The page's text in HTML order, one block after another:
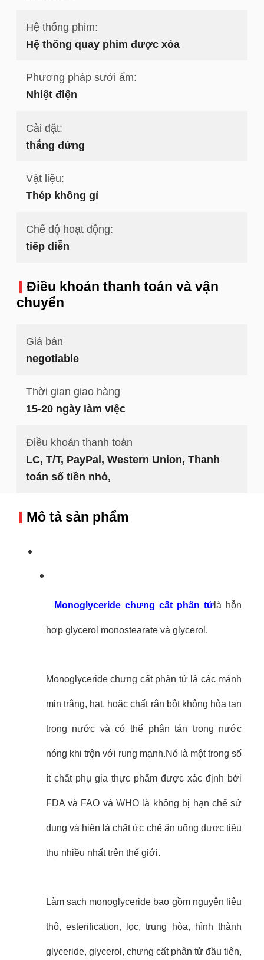
Hệ thống phim:
Hệ thống quay phim được xóa
Phương pháp sưởi ấm:
Nhiệt điện
Cài đặt:
thẳng đứng
Vật liệu:
Thép không gỉ
Chế độ hoạt động:
tiếp diễn
Điều khoản thanh toán và vận
chuyển
Giá bán
negotiable
Thời gian giao hàng
15-20 ngày làm việc
Điều khoản thanh toán
LC, T/T, PayPal, Western Union, Thanh
toán số tiền nhỏ,
Mô tả sản phẩm
Monoglyceride chưng cất phân tử là hỗn
hợp glycerol monostearate và glycerol.
Monoglyceride chưng cất phân tử là các mảnh
mịn trắng, hạt, hoặc chất rắn bột không hòa tan
trong nước và có thể phân tán trong nước
nóng khi trộn với rung mạnh.Nó là một trong số
ít chất phụ gia thực phẩm được xác định bởi
FDA và FAO và WHO là không bị hạn chế sử
dụng và hiện là chất ức chế ăn uống được tiêu
thụ nhiều nhất trên thế giới.
Làm sạch monoglyceride bao gồm nguyên liệu
thô, esterification, lọc, trung hòa, hình thành
glyceride, glycerol, chưng cất phân tử đầu tiên,